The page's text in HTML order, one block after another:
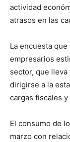
actividad
atrasos en las
La encuesta
empresarios
sector, que
dirigirse a la
cargas fiscales
El consumo de
marzo con